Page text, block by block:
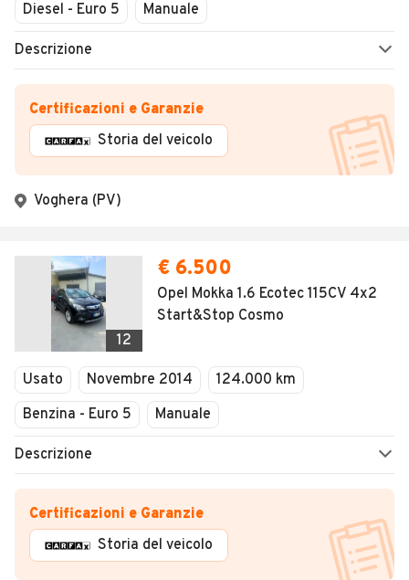
Diesel - Euro 5
Manuale
Descrizione
Certificazioni e Garanzie
Storia del veicolo
Voghera (PV)
12
€ 6.500
Opel Mokka 1.6 Ecotec 115CV 4x2
Start&Stop Cosmo
Usato Novembre 2014
124.000 km
Benzina - Euro 5
Manuale
Descrizione
Certificazioni e Garanzie
Storia del veicolo